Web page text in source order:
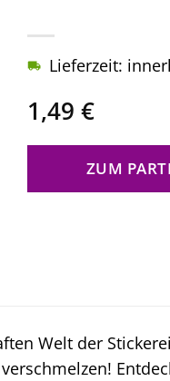
1,49 €
Lieferzeit:
ZUM
Welt der